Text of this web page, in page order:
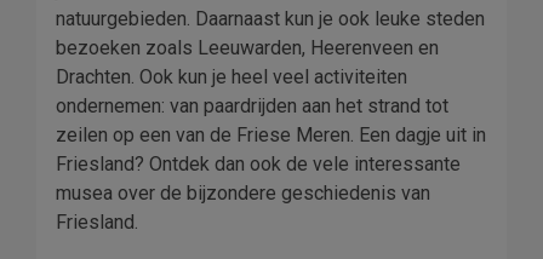
natuurgebieden. Daarnaast kun je ook leuke steden
bezoeken zoals Leeuwarden, Heerenveen en
Drachten. Ook kun je heel veel activiteiten
ondernemen: van paardrijden aan het strand tot
zeilen op een van de Friese Meren. Een dagje uit in
Friesland? Ontdek dan ook de vele interessante
musea over de bijzondere geschiedenis van
Friesland.